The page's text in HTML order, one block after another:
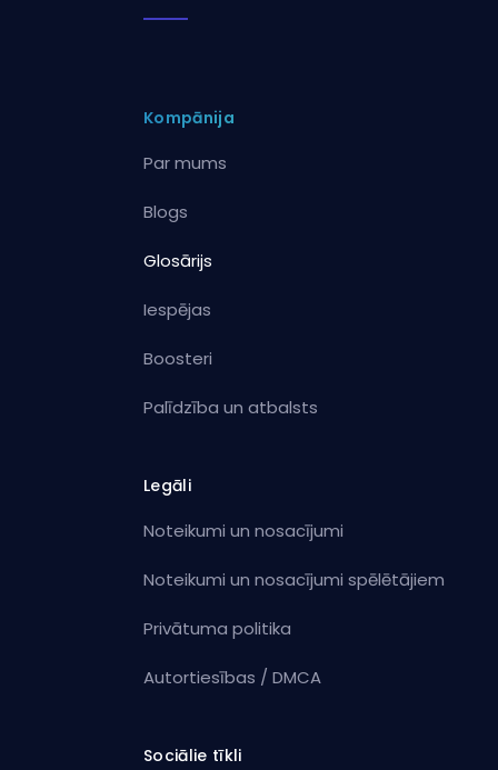
Kompānija
Par mums
Blogs
Glosārijs
Iespējas
Boosteri
Palīdzība un atbalsts
Legāli
Noteikumi un nosacījumi
Noteikumi un nosacījumi spēlētājiem
Privātuma politika
Autortiesības / DMCA
Sociālie tīkli